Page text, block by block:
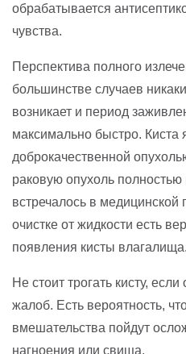
обрабатывается
чувства.
Перспектива полного
большинстве случаев
возникает и период
максимально быстро. Киста
доброкачественной
раковую опухоль
встречалось в медицинской
очистке от жидкости есть
появления кисты влагалища.
Не стоит трогать кисту,
жалоб. Есть вероятность,
вмешательства пойдут
нагноения или свища.